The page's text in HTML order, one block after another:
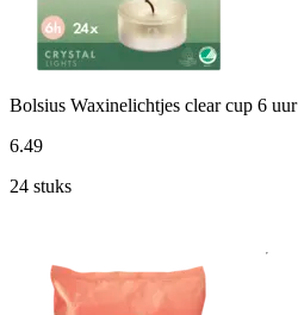
Bolsius Waxinelichtjes clear cup 6 uur
6.49
24 stuks